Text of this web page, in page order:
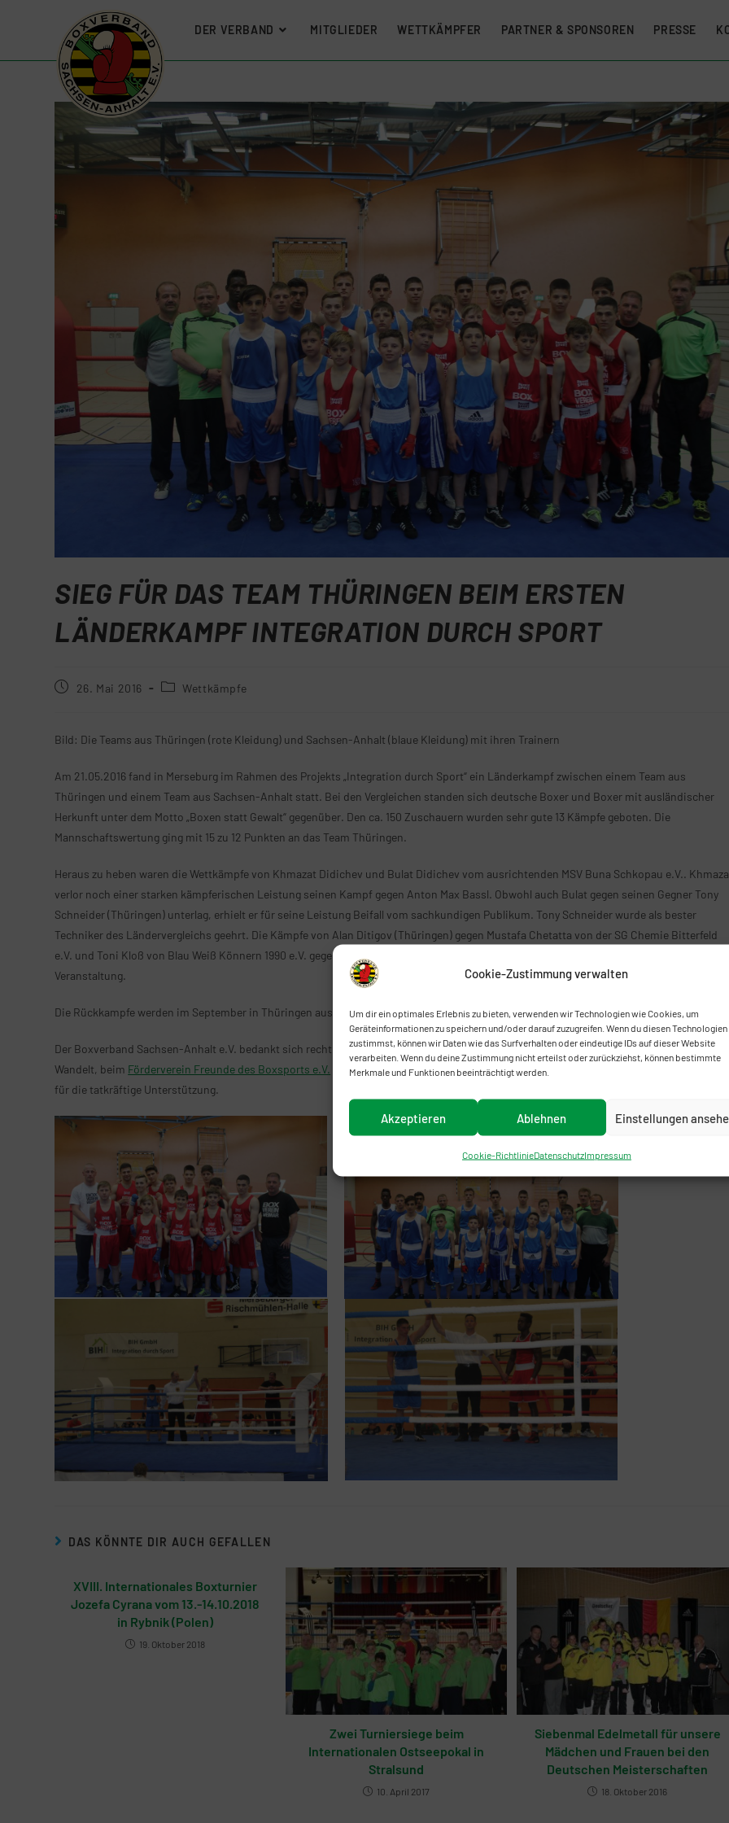
Cookie-Zustimmung verwalten
Um dir ein optimales Erlebnis zu bieten, verwenden wir Technologien wie Cookies, um
Geräteinformationen zu speichern und/oder darauf zuzugreifen. Wenn du diesen Technologien
zustimmst, können wir Daten wie das Surfverhalten oder eindeutige IDs auf dieser Website
verarbeiten. Wenn du deine Zustimmung nicht erteilst oder zurückziehst, können bestimmte
Merkmale und Funktionen beeinträchtigt werden.
Akzeptieren Ablehnen Einstellungen
Cookie-RichtlinieDatenschutzImpressum
DER VERBAND MITGLIEDER WETTKÄMPFER PARTNER & SPONSOREN PRESSE
SIEG FÜR DAS TEAM THÜRINGEN BEIM ERSTEN
LÄNDERKAMPF INTEGRATION DURCH SPORT
26. Mai 2016 Wettkämpfe
Bild: Die Teams aus Thüringen (rote Kleidung) und Sachsen-Anhalt (blaue Kleidung) mit ihren Trainern
Am 21.05.2016 fand in Merseburg im Rahmen des Projekts „Integration durch Sport“ ein Länderkampf zwischen einem Team aus
Thüringen und einem Team aus Sachsen-Anhalt statt. Bei den Vergleichen standen sich deutsche Boxer und Boxer mit ausländischer
Herkunft unter dem Motto „Boxen statt Gewalt“ gegenüber. Den ca. 150 Zuschauern wurden sehr gute 13 Kämpfe geboten. Die
Mannschaftswertung ging mit 15 zu 12 Punkten an das Team Thüringen.
Heraus zu heben waren die Wettkämpfe von Khmazat Didichev und Bulat Didichev vom ausrichtenden MSV Buna Schkopau e.V..
verlor noch einer starken kämpferischen Leistung seinen Kampf gegen Anton Max Bassl. Obwohl auch Bulat gegen seinen Gegner Tony
Schneider (Thüringen) unterlag, erhielt er für seine Leistung Beifall vom sachkundigen Publikum. Tony Schneider wurde als bester
Techniker des Ländervergleichs geehrt. Die Kämpfe von Alan Ditigov (Thüringen) gegen Mustafa Chetatta von der SG Chemie Bitterfeld
e.V. und Toni Kloß von Blau Weiß Könnern 1990 e.V. gegen Soulemann Magassa (Thüringen) im Elitebereich bildeten die Höhepunkte der
Veranstaltung.
Die Rückkampfe werden im September in Thüringen ausgetragen.
Der Boxverband Sachsen-Anhalt e.V. bedankt sich recht herzlich bei dem Organisationsteam des MSV Buna Schkopau um Roland
Wandelt, beim Förderverein Freunde des Boxsports e.V. sowie bei den Verantwortlichen des Freizeitbades Maya Mare und der BIH GmbH
für die tatkräftige Unterstützung.
DAS KÖNNTE DIR AUCH GEFALLEN
XVIII. Internationales Boxturnier
Jozefa Cyrana vom 13.-14.10.2018
in Rybnik (Polen)
19. Oktober 2018
Zwei Turniersiege beim
Internationalen Ostseepokal in
Stralsund
10. April 2017
Siebenmal Edelmetall für unsere
Mädchen und Frauen bei den
Deutschen Meisterschaften
18. Oktober 2016